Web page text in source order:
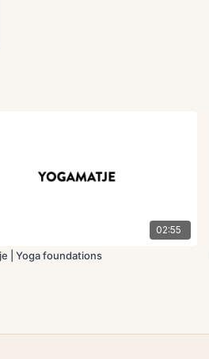
02:55
| Yoga foundations